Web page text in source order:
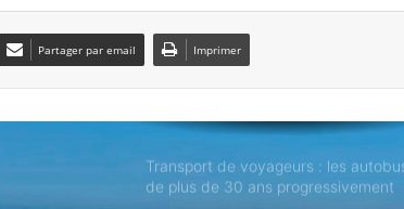
Partager par email Imprimer
Météo : orages et fortes pluies
annoncés dans 18 wilayas
de plus de 30 ans progressivement